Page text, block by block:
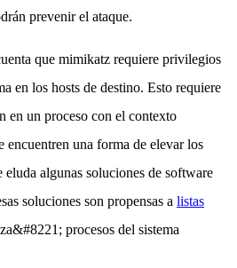
prevenir el ataque.
que mimikatz requiere privilegios
en los hosts de destino. Esto requiere
en un proceso con el contexto
encuentren una forma de elevar los
algunas soluciones de software
soluciones son propensas a listas
procesos del sistema